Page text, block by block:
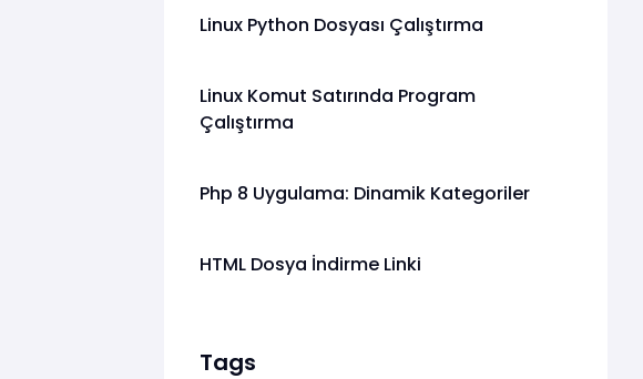
Linux Python Dosyası Çalıştırma
Linux Komut Satırında Program
Çalıştırma
Php 8 Uygulama: Dinamik Kategoriler
HTML Dosya İndirme Linki
Tags